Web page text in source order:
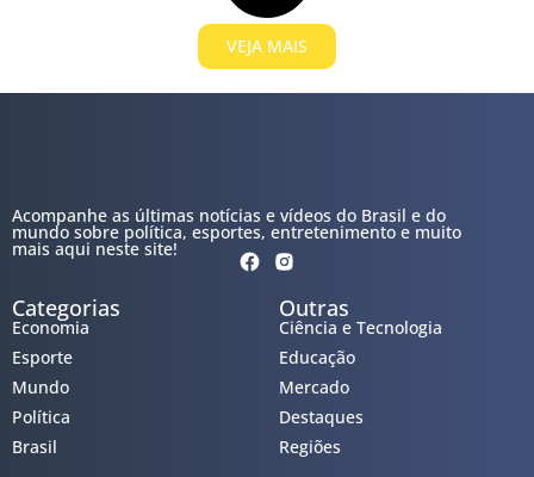
VEJA MAIS
Acompanhe as últimas notícias e vídeos do Brasil e do
mundo sobre política, esportes, entretenimento e muito
mais aqui neste site!
Categorias
Economia
Esporte
Mundo
Política
Brasil
Outras
Ciência e Tecnologia
Educação
Mercado
Destaques
Regiões